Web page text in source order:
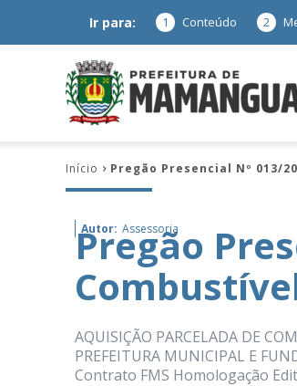
Ir para: 1 Conteúdo 2
Início Pregão Presencial Nº 013/
Autor: Assessoria
Pregão
AQUISIÇÃO PARCELADA DE
PREFEITURA MUNICIPAL E
Contrato FMS Homologação